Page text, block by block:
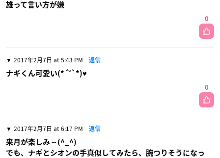
雄って言い方が嫌
0
2017年2月7日 at 5:43 PM 返信
ナギくん可愛い(*´˘`*)♥
0
2017年2月7日 at 6:17 PM 返信
来月が楽しみ～(^_^)
でも、ナギとシオンの手真似してみたら、腕つりそうになっ